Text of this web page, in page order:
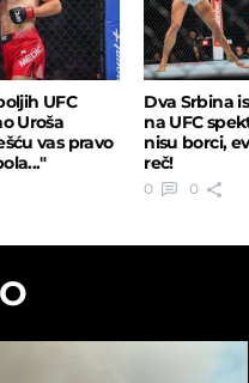
UFC
Uroša
vas pravo
Dva Srbina
na UFC
nisu borci,
reč!
0 0